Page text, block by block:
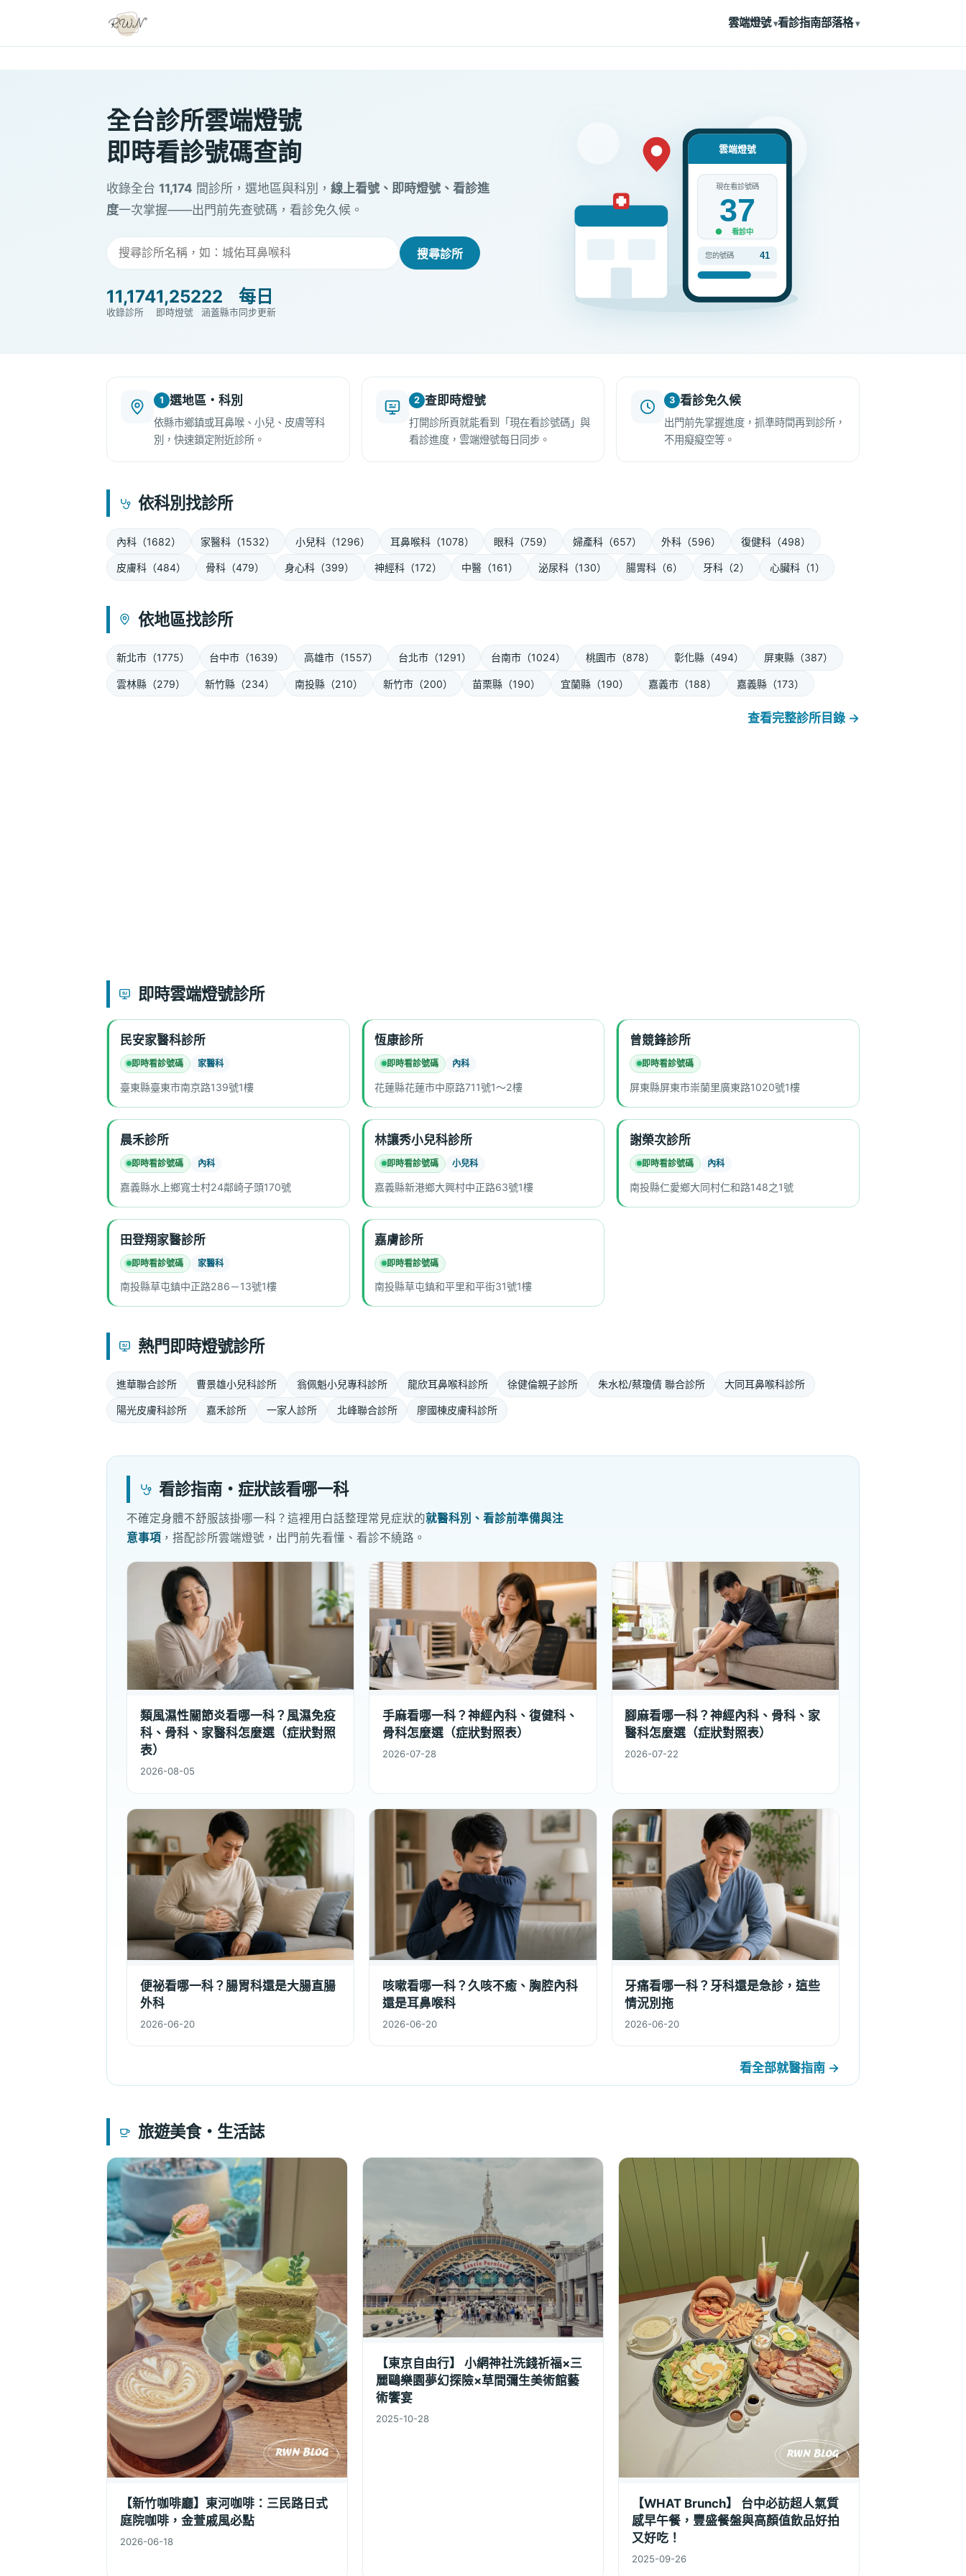
雲端燈號 看診指南部落格
全台診所雲端燈號
即時看診號碼查詢
收錄全台 11,174 間診所，選地區與科別， 線上看號、即時燈號、看診進
度一次掌握——出門前先查號碼，看診免久候。
搜尋診所
11,174
收錄診所
1,252
即時燈號
22
涵蓋縣市
每日
同步更新
雲端燈號
現在看診號碼
37
看診中
您的號碼 41
1 選地區・科別
依縣市鄉鎮或耳鼻喉、小兒、皮膚等科
別，快速鎖定附近診所。
2 查即時燈號
打開診所頁就能看到「現在看診號碼」與
看診進度，雲端燈號每日同步。
3 看診免久候
出門前先掌握進度，抓準時間再到診所，
不用癡癡空等。
依科別找診所
內科（1682） 家醫科（1532） 小兒科（1296） 耳鼻喉科（1078） 眼科（759） 婦產科（657） 外科（596） 復健科（498）
皮膚科（484） 骨科（479） 身心科（399） 神經科（172） 中醫（161） 泌尿科（130） 腸胃科（6） 牙科（2） 心臟科（1）
依地區找診所
新北市（1775） 台中市（1639） 高雄市（1557） 台北市（1291） 台南市（1024） 桃園市（878） 彰化縣（494） 屏東縣（387）
雲林縣（279） 新竹縣（234） 南投縣（210） 新竹市（200） 苗栗縣（190） 宜蘭縣（190） 嘉義市（188） 嘉義縣（173）
查看完整診所目錄 →
即時雲端燈號診所
民安家醫科診所
即時看診號碼 家醫科
臺東縣臺東市南京路139號1樓
恆康診所
即時看診號碼 內科
花蓮縣花蓮市中原路711號1～2樓
曾競鋒診所
即時看診號碼
屏東縣屏東市崇蘭里廣東路1020號1樓
晨禾診所
即時看診號碼 內科
嘉義縣水上鄉寬士村24鄰崎子頭170號
林讓秀小兒科診所
即時看診號碼 小兒科
嘉義縣新港鄉大興村中正路63號1樓
謝榮次診所
即時看診號碼 內科
南投縣仁愛鄉大同村仁和路148之1號
田登翔家醫診所
即時看診號碼 家醫科
南投縣草屯鎮中正路286－13號1樓
嘉膚診所
即時看診號碼
南投縣草屯鎮和平里和平街31號1樓
熱門即時燈號診所
進華聯合診所 曹景雄小兒科診所 翁佩魁小兒專科診所 龍欣耳鼻喉科診所 徐健倫親子診所 朱水松/蔡瓊倩 聯合診所 大同耳鼻喉科診所
陽光皮膚科診所 嘉禾診所 一家人診所 北峰聯合診所 廖國棟皮膚科診所
看診指南・症狀該看哪一科
不確定身體不舒服該掛哪一科？這裡用白話整理常見症狀的就醫科別、看診前準備與注
意事項 ，搭配診所雲端燈號，出門前先看懂、看診不繞路。
類風濕性關節炎看哪一科？風濕免疫
科、骨科、家醫科怎麼選（症狀對照
表）
2026-08-05
手麻看哪一科？神經內科、復健科、
骨科怎麼選（症狀對照表）
2026-07-28
腳麻看哪一科？神經內科、骨科、家
醫科怎麼選（症狀對照表）
2026-07-22
便祕看哪一科？腸胃科還是大腸直腸
外科
2026-06-20
咳嗽看哪一科？久咳不癒、胸腔內科
還是耳鼻喉科
2026-06-20
牙痛看哪一科？牙科還是急診，這些
情況別拖
2026-06-20
看全部就醫指南 →
旅遊美食・生活誌
【新竹咖啡廳】東河咖啡：三民路日式
庭院咖啡，金萱戚風必點
2026-06-18
【東京自由行】 小網神社洗錢祈福×三
麗鷗樂園夢幻探險×草間彌生美術館藝
術饗宴
2025-10-28
【WHAT Brunch】 台中必訪超人氣質
感早午餐，豐盛餐盤與高顏值飲品好拍
又好吃！
2025-09-26